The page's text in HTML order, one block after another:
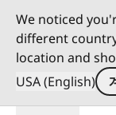
We noticed
different
location and
USA (English)